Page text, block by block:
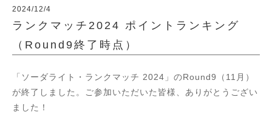
2024/12/4
ランクマッチ2024 ポイントランキング
（Round9終了時点）
「ソーダライト・ランクマッチ 2024」のRound9（11月）
が終了しました。ご参加いただいた皆様、ありがとうござい
ました！